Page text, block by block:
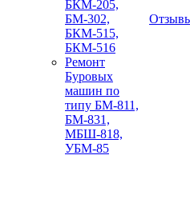
БКМ-205,
БМ-302,
БКМ-515,
БКМ-516
Ремонт
Буровых
машин по
типу БМ-811,
БМ-831,
МБШ-818,
УБМ-85